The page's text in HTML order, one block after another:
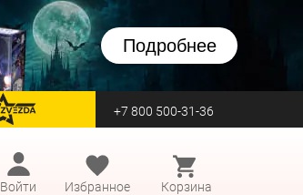
Подробнее
перейти на Zvezda +7 800 500-31-36
Войти
Избранное Корзина